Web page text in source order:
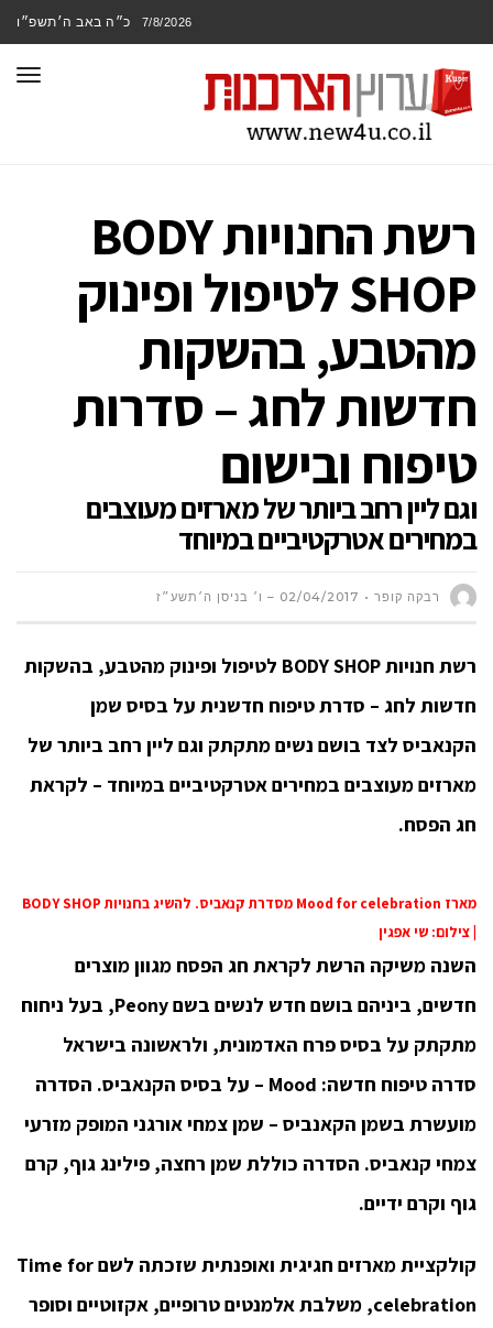
7/8/2026 כ״ה באב ה׳תשפ״ו
רשת החנויות BODY
SHOP לטיפול ופינוק
מהטבע, בהשקות
חדשות לחג – סדרות
טיפוח ובישום
וגם ליין רחב ביותר של מארזים מעוצבים
במחירים אטרקטיביים במיוחד
רבקה קופר 02/04/2017 – ו׳ בניסן ה׳תשע״ז
רשת חנויותBODY SHOP לטיפול ופינוק מהטבע, בהשקות
חדשות לחג – סדרת טיפוח חדשנית על בסיס שמן
הקנאביס לצד בושם נשים מתקתק וגם ליין רחב ביותר של
מארזים מעוצבים במחירים אטרקטיביים במיוחד – לקראת
חג הפסח.
מארז Mood for celebration מסדרת קנאביס. להשיג בחנויות BODY SHOP
| צילום: שי אפגין
השנה משיקה הרשת לקראת חג הפסח מגוון מוצרים
חדשים, ביניהם בושם חדש לנשים בשםPeony, בעל ניחוח
מתקתק על בסיס פרח האדמונית, ולראשונה בישראל
סדרה טיפוח חדשה: Mood –
על בסיס הקנאביס. הסדרה
מועשרת בשמן הקאנביס – שמן צמחי אורגני המופק מזרעי
צמחי קנאביס. הסדרה כוללת שמן רחצה, פילינג גוף, קרם
גוף וקרם ידיים.
קולקציית מארזים חגיגית ואופנתית שזכתה לשםTime for
celebration, משלבת אלמנטים טרופיים, אקזוטיים וסופר